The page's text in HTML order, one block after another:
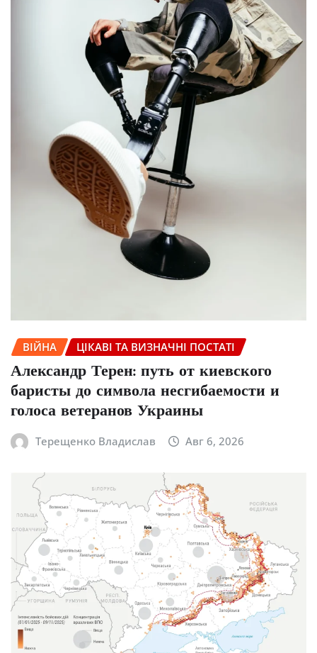
ВІЙНА ЦІКАВІ ТА ВИЗНАЧНІ ПОСТАТІ
Александр Терен: путь от киевского
баристы до символа несгибаемости и
голоса ветеранов Украины
Терещенко Владислав Авг 6, 2026